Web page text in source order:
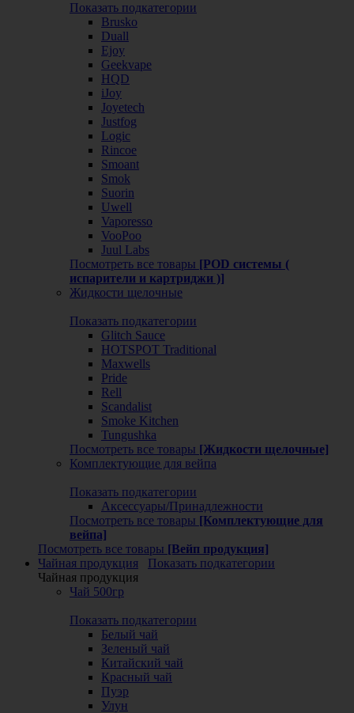
Показать подкатегории
Brusko
Duall
Ejoy
Geekvape
HQD
iJoy
Joyetech
Justfog
Logic
Rincoe
Smoant
Smok
Suorin
Uwell
Vaporesso
VooPoo
Juul Labs
Посмотреть все товары [POD системы (
испарители и картриджи )]
Жидкости щелочные
Показать подкатегории
Glitch Sauce
HOTSPOT Traditional
Maxwells
Pride
Rell
Scandalist
Smoke Kitchen
Tungushka
Посмотреть все товары [Жидкости щелочные]
Комплектующие для вейпа
Показать подкатегории
Аксессуары/Принадлежности
Посмотреть все товары [Комплектующие для
вейпа]
Посмотреть все товары [Вейп продукция]
Чайная продукция
Показать подкатегории
Чайная продукция
Чай 500гр
Показать подкатегории
Белый чай
Зеленый чай
Китайский чай
Красный чай
Пуэр
Улун